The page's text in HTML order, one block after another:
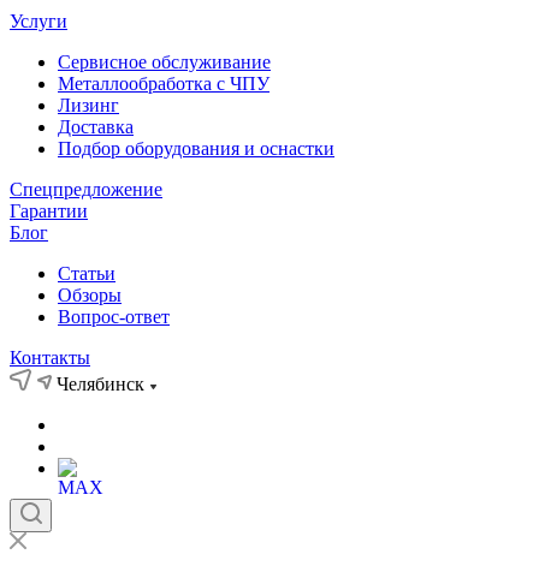
Услуги
Сервисное обслуживание
Металлообработка с ЧПУ
Лизинг
Доставка
Подбор оборудования и оснастки
Спецпредложение
Гарантии
Блог
Статьи
Обзоры
Вопрос-ответ
Контакты
Челябинск